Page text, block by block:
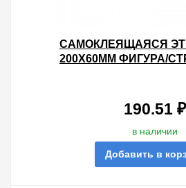
САМОКЛЕЯЩАЯСЯ
200Х60ММ ФИГУРА/
190.51 ₽
в наличии
Добавить в